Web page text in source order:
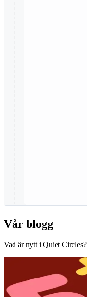
Vår blogg
Vad är nytt i Quiet Circles?